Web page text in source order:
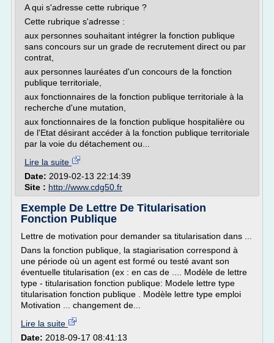
A qui s'adresse cette rubrique ?
Cette rubrique s'adresse :
aux personnes souhaitant intégrer la fonction publique
sans concours sur un grade de recrutement direct ou par
contrat,
aux personnes lauréates d'un concours de la fonction
publique territoriale,
aux fonctionnaires de la fonction publique territoriale à la
recherche d'une mutation,
aux fonctionnaires de la fonction publique hospitalière ou
de l'Etat désirant accéder à la fonction publique territoriale
par la voie du détachement ou...
Lire la suite
Date: 2019-02-13 22:14:39
Site : http://www.cdg50.fr
Exemple De Lettre De Titularisation
Fonction Publique
Lettre de motivation pour demander sa titularisation dans ...
Dans la fonction publique, la stagiarisation correspond à
une période où un agent est formé ou testé avant son
éventuelle titularisation (ex : en cas de .... Modèle de lettre
type - titularisation fonction publique: Modele lettre type
titularisation fonction publique . Modèle lettre type emploi
Motivation ... changement de...
Lire la suite
Date: 2018-09-17 08:41:13